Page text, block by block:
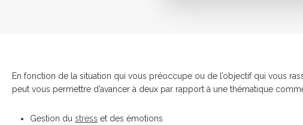
En fonction de la situation qui vous préoccupe ou de l’objectif qui vous
peut vous permettre d’avancer à deux par rapport à une thématique
Gestion du stress et des émotions